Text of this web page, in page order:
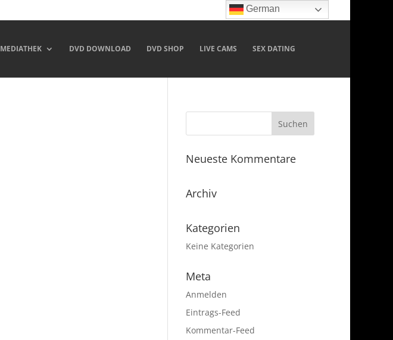
MEDIATHEK DVD DOWNLOAD DVD SHOP LIVE CAMS SEX DATING
Neueste Kommentare
Archiv
Kategorien
Keine Kategorien
Meta
Anmelden
Eintrags-Feed
Kommentar-Feed
German